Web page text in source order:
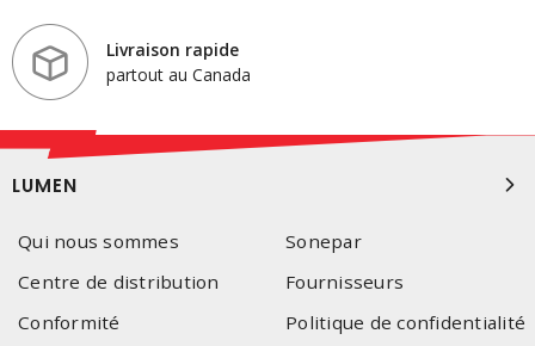
Livraison rapide
partout au Canada
LUMEN
Qui nous sommes
Sonepar
Centre de distribution
Fournisseurs
Conformité
Politique de confidentialité